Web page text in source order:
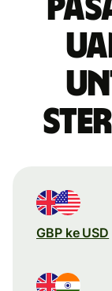
GBP ke USD